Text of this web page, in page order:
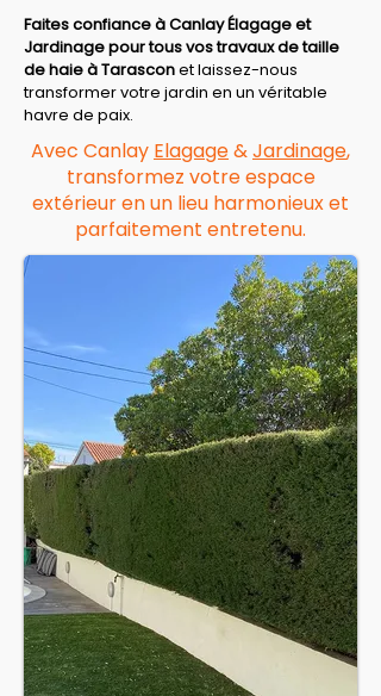
Faites confiance à Canlay Élagage et
Jardinage pour tous vos travaux de taille
de haie à Tarascon et laissez-nous
transformer votre jardin en un véritable
havre de paix.
Avec Canlay Elagage&Jardinage,
transformez votre espace
extérieur en un lieu harmonieux et
parfaitement entretenu.